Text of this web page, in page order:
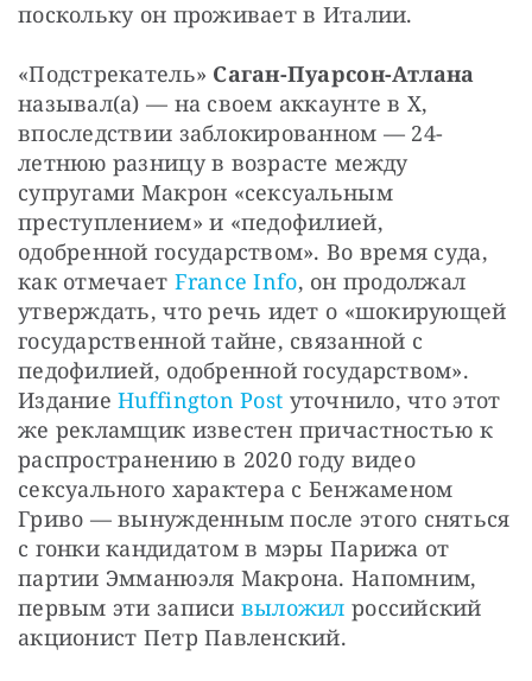
поскольку он проживает в Италии.
«Подстрекатель» Саган-Пуарсон-Атлана
называл(а) — на своем аккаунте в X,
впоследствии заблокированном — 24-
летнюю разницу в возрасте между
супругами Макрон «сексуальным
преступлением» и «педофилией,
одобренной государством». Во время суда,
как отмечает France Info, он продолжал
утверждать, что речь идет о «шокирующей
государственной тайне, связанной с
педофилией, одобренной государством».
Издание Huffington Post уточнило, что этот
же рекламщик известен причастностью к
распространению в 2020 году видео
сексуального характера с Бенжаменом
Гриво — вынужденным после этого сняться
с гонки кандидатом в мэры Парижа от
партии Эмманюэля Макрона. Напомним,
первым эти записи выложил российский
акционист Петр Павленский.